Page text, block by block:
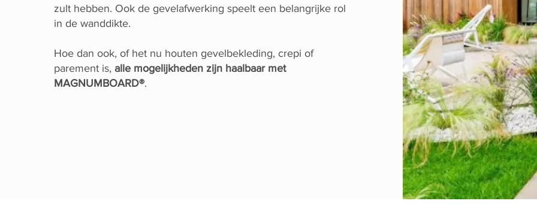
zult hebben. Ook de gevelafwerking speelt een belangrijke rol
in de wanddikte.
Hoe dan ook, of het nu houten gevelbekleding, crepi of
parement is, alle mogelijkheden zijn haalbaar met
MAGNUMBOARD®.